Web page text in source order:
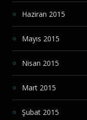
Haziran 2015
Mayıs 2015
Nisan 2015
Mart 2015
Şubat 2015